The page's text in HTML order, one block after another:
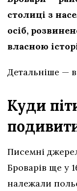
столиці з
осіб,
власною
Детальніше — в
Куди
Писемні
Броварів ще у
належали